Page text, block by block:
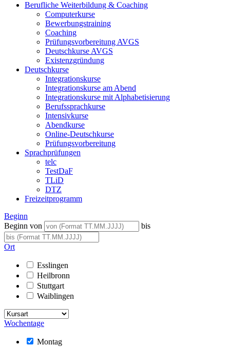
Berufliche Weiterbildung & Coaching
Computerkurse
Bewerbungstraining
Coaching
Prüfungsvorbereitung AVGS
Deutschkurse AVGS
Existenzgründung
Deutschkurse
Integrationskurse
Integrationskurse am Abend
Integrationskurse mit Alphabetisierung
Berufssprachkurse
Intensivkurse
Abendkurse
Online-Deutschkurse
Prüfungsvorbereitung
Sprachprüfungen
telc
TestDaF
TLiD
DTZ
Freizeitprogramm
Beginn
Beginn von
bis
Ort
Esslingen
Heilbronn
Stuttgart
Waiblingen
Wochentage
Montag